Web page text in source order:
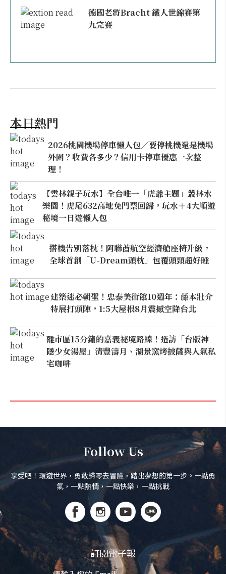
德國老將Bracht 鐵人世錦賽第
九完賽
本日熱門
2026桃園機場停車懶人包／要停桃機還是機場
外圍？收費各多少？信用卡停車優惠一次整
理！
【雲林親子玩水】全台唯一「虎爺主題」叢林水
樂園！虎尾632高地免門票回歸，玩水＋4大順遊
秘境一日遊懶人包
搭機告別落枕！阿聯酋航空經濟艙座椅升級，
全球首創「U-Dream頭枕」包覆頭頸超好睡
建築迷必朝聖！忠泰美術館10週年：藤本壯介
特展打頭陣，1:5大屋根8月震撼空降台北
離市區15分鐘的嘉義祕境路線！造訪「台版神
隱少女湯屋」清豐濤月、湖景窯烤披薩與人氣私
宅咖啡
Follow Us
享受吧！環遊世界，勇敢歸零去冒險，踏出夢想的第一步。一點勇
氣，一點熱情，一點快樂，一點挑戰
訂閱電子報